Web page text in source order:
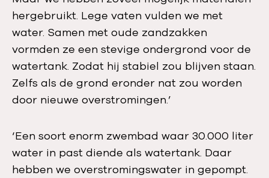
hergebruikt. Lege vaten vulden we met
water. Samen met oude zandzakken
vormden ze een stevige ondergrond voor de
watertank. Zodat hij stabiel zou blijven staan.
Zelfs als de grond eronder nat zou worden
door nieuwe overstromingen.’
‘Een soort enorm zwembad waar 30.000 liter
water in past diende als watertank. Daar
hebben we overstromingswater in gepompt.